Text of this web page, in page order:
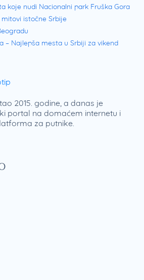
koje nudi Nacionalni park Fruška Gora
istočne Srbije
– Najlepša mesta u Srbiji za vikend
2015. godine, a danas je
portal na domaćem internetu i
za putnike.